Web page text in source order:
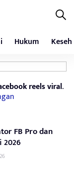
Hukum
reels viral.
FB Pro dan